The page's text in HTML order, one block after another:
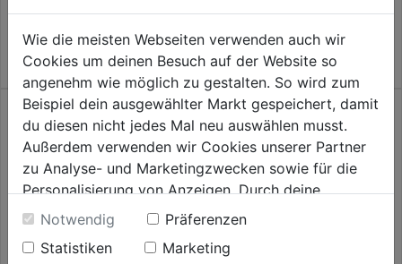
5
Sternen.
3,79€
Wie die meisten Webseiten verwenden auch wir
Cookies um deinen Besuch auf der Website so
angenehm wie möglich zu gestalten. So wird zum
Beispiel dein ausgewählter Markt gespeichert, damit
du diesen nicht jedes Mal neu auswählen musst.
Außerdem verwenden wir Cookies unserer Partner
zu Analyse- und Marketingzwecken sowie für die
Personalisierung von Anzeigen. Durch deine
Einwilligung werden die Daten von Drittanbieter,
unter anderem auch in den USA, verarbeitet.
Durch Klick auf "Alle Cookies erlauben" stimmst du
Notwendig
Präferenzen
Statistiken
Marketing